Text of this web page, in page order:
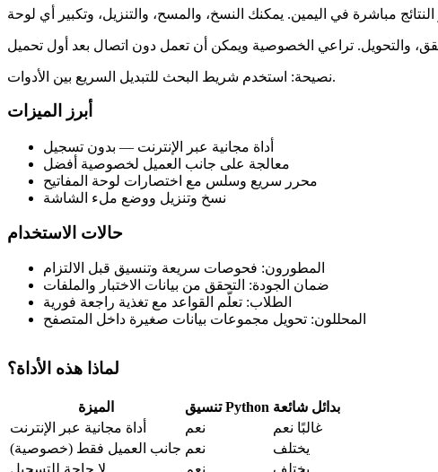
نصيحة: استخدم شريط البحث للتبديل السريع بين الأدوات.
أبرز الميزات
أداة مجانية عبر الإنترنت — بدون تسجيل
معالجة على جانب العميل لخصوصية أفضل
محرر سريع وسلس مع اختصارات لوحة المفاتيح
نسخ وتنزيل ووضع ملء الشاشة
حالات الاستخدام
المطورون: فحوصات سريعة وتنسيق قبل الالتزام
ضمان الجودة: التحقق من بيانات الاختبار والملفات
الطلاب: تعلّم القواعد مع تغذية راجعة فورية
المحللون: تحويل مجموعات بيانات صغيرة داخل المتصفح
لماذا هذه الأداة؟
الميزة تنسيق Python بدائل شائعة
أداة مجانية عبر الإنترنت
نعم
غالبًا نعم
جانب العميل فقط (خصوصية) نعم
يختلف
لا حاجة للتسجيل
نعم يختلف